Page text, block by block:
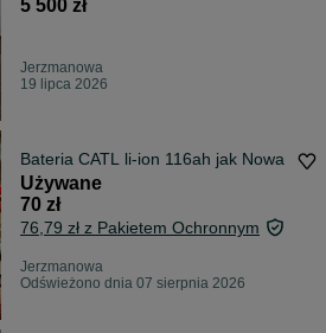
5 500 zł
Jerzmanowa
19 lipca 2026
Bateria CATL li-ion 116ah jak Nowa
Używane
70 zł
76,79 zł z Pakietem Ochronnym
Jerzmanowa
Odświeżono dnia 07 sierpnia 2026